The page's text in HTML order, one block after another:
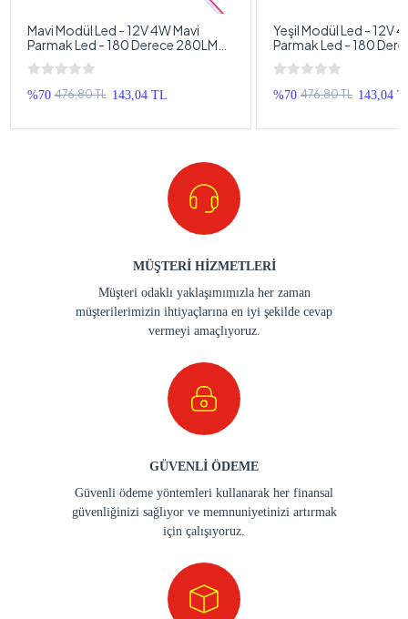
Mavi Modül Led - 12V 4W Mavi
Parmak Led - 180 Derece 280LM
Profesyonel Modül Led - 1 Adet
%70 476,80 TL 143,04 TL
Yeşil Modül Led - 12V
Parmak Led - 180
Profesyonel Modül
%70 476,80 TL 143,04
MÜŞTERİ HİZMETLERİ
Müşteri odaklı yaklaşımımızla her zaman
müşterilerimizin ihtiyaçlarına en iyi şekilde cevap
vermeyi amaçlıyoruz.
GÜVENLİ ÖDEME
Güvenli ödeme yöntemleri kullanarak her finansal
güvenliğinizi sağlıyor ve memnuniyetinizi artırmak
için çalışıyoruz.